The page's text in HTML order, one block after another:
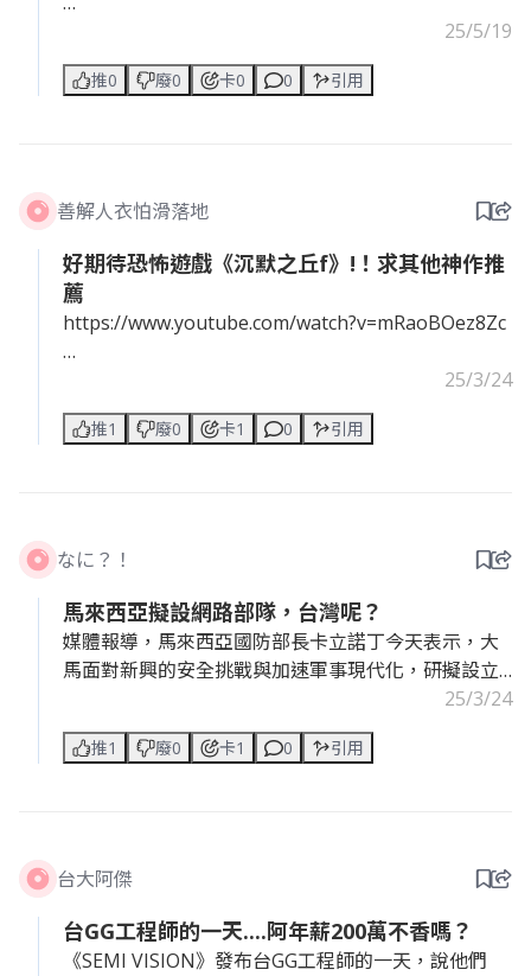
🔹1. NVIDIA「太空船」總部降落北投士林科技園區
（北士科） 在今日的 COMPUTEX 主題演講尾聲，黃
仁勳透過影片揭曉彩蛋：NVIDIA 全新海外總部
🔹2. Constellation 將承襲美國總部設計理念 新總部
建築概念，不使用傳統空調系統，朝向智慧節能與永
續發展。
亞洲新總部，曾考慮南港鐵路調車場、花博園區、松
大型重劃基地——北士科勝出。
🔹5. 房價較親民，CEO幽默喊話「希望地價別太貴」
相較其他台北精華區，北士科每坪房價約52.2萬元，
為輝達考慮的五大地點中相對實惠者，符合企業擴張
成本考量。
🔹6. 除了總部，新產品也亮相 黃仁勳也在演講中介
紹： ・第三季即將推出新一代AI晶片 GB300 ・個人AI
25/5/19
推0 廢0 卡0 0 引用
善解人衣怕滑落地
好期待恐怖遊戲《沉默之丘f》!！求其他神作推
薦
https://www.youtube.com/watch?v=mRaoBOez8Zc
角色設計細膩，唯美情境卻帶驚悚的反差
光是預告片就好期待正式上市www
求問還有推薦哪些驚悚或恐怖遊戲推薦的嗎
25/3/24
推1 廢0 卡1 0 引用
なに？！
馬來西亞擬設網路部隊，台灣呢？
媒體報導，馬來西亞國防部長卡立諾丁今天表示，大
馬面對新興的安全挑戰與加速軍事現代化，研擬設立
專業的網路部隊，全面因應假訊息攻擊與各種安全挑
戰。
25/3/24
推1 廢0 卡1 0 引用
台大阿傑
台GG工程師的一天....阿年薪200萬不香嗎？
《SEMI VISION》發布台GG工程師的一天，說他們